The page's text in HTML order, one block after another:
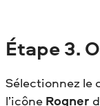
Étape3.
Sélectionnez le
l’icône Rogner